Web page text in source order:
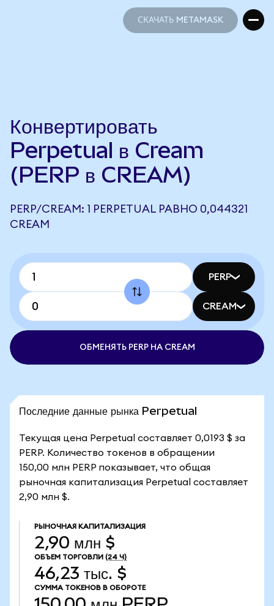
СКАЧАТЬ METAMASK
Конвертировать
Perpetual в Cream
(PERP в CREAM)
PERP/CREAM: 1 PERPETUAL РАВНО 0,044321
CREAM
PERP
CREAM
ОБМЕНЯТЬ PERP НА CREAM
Последние данные рынка Perpetual
Текущая цена Perpetual составляет 0,0193 $ за
PERP. Количество токенов в обращении
150,00 млн PERP показывает, что общая
рыночная капитализация Perpetual составляет
2,90 млн $.
РЫНОЧНАЯ КАПИТАЛИЗАЦИЯ
2,90 млн $
ОБЪЕМ ТОРГОВЛИ (24 Ч)
46,23 тыс. $
СУММА ТОКЕНОВ В ОБОРОТЕ